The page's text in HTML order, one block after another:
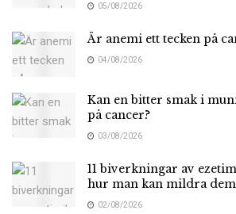
05/08/2026
Är anemi ett tecken på
04/08/2026
Kan en bitter smak i
på cancer?
03/08/2026
11 biverkningar av
hur man kan mildra dem
02/08/2026